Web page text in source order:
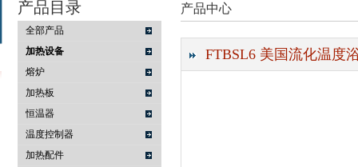
武汉提沃克科技有限公司
产品目录
全部产品
加热设备
熔炉
加热板
恒温器
温度控制器
加热配件
产品中心
FTBSL6 美国流化温度